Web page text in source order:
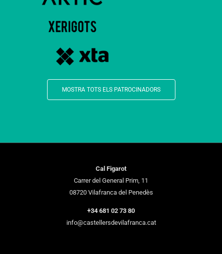
MOSTRA TOTS ELS PATROCINADORS
Cal Figarot
Carrer del General Prim, 11
08720 Vilafranca del Penedès
+34 681 02 73 80
info@castellersdevilafranca.cat